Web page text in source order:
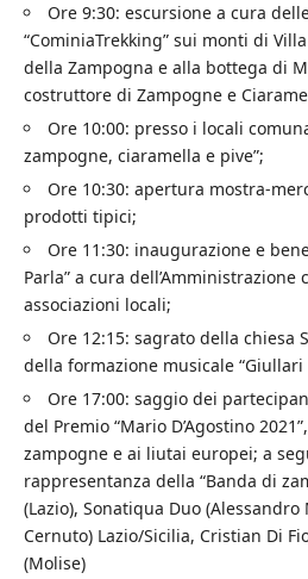
Ore 9:30: escursione a cura
“CominiaTrekking” sui monti di
della Zampogna e alla bottega di
costruttore di Zampogne e
Ore 10:00: presso i locali
zampogne, ciaramella e pive”;
Ore 10:30: apertura mostra-
prodotti tipici;
Ore 11:30: inaugurazione e
Parla” a cura
associazioni locali;
Ore 12:15: sagrato della chiesa
della formazione musicale “Giullari
Ore 17:00: saggio dei
del Premio “Mario D’Agostino
zampogne e ai liutai europei; a
rappresentanza della “Banda di
(Lazio), Sonatiqua Duo
Cernuto) Lazio/Sicilia, Cristian Di
(Molise)